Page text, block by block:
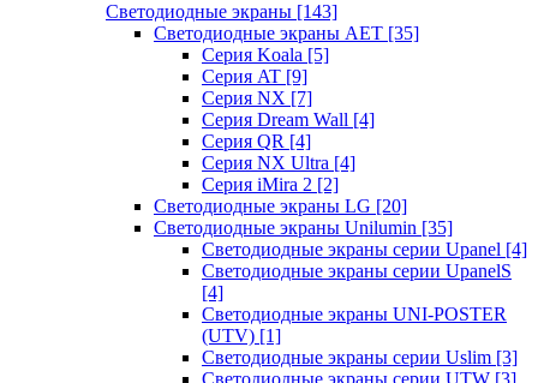
Светодиодные экраны [143]
Светодиодные экраны AET [35]
Cерия Koala [5]
Серия AT [9]
Серия NX [7]
Серия Dream Wall [4]
Серия QR [4]
Серия NX Ultra [4]
Серия iMira 2 [2]
Светодиодные экраны LG [20]
Светодиодные экраны Unilumin [35]
Светодиодные экраны серии Upanel [4]
Светодиодные экраны серии UpanelS
[4]
Светодиодные экраны UNI-POSTER
(UTV) [1]
Светодиодные экраны серии Uslim [3]
Светодиодные экраны серии UTW [3]